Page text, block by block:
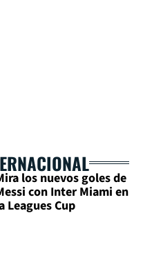
los nuevos goles de
con Inter Miami en
Leagues Cup